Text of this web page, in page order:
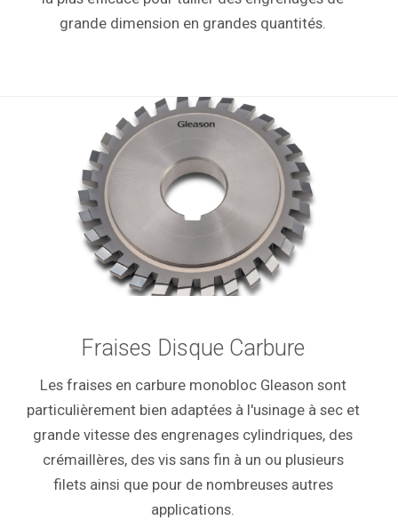
grande dimension en grandes quantités.
Fraises Disque Carbure
Les fraises en carbure monobloc Gleason sont
particulièrement bien adaptées à l'usinage à sec et
grande vitesse des engrenages cylindriques, des
crémaillères, des vis sans fin à un ou plusieurs
filets ainsi que pour de nombreuses autres
applications.